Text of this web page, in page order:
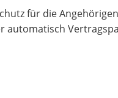
für die